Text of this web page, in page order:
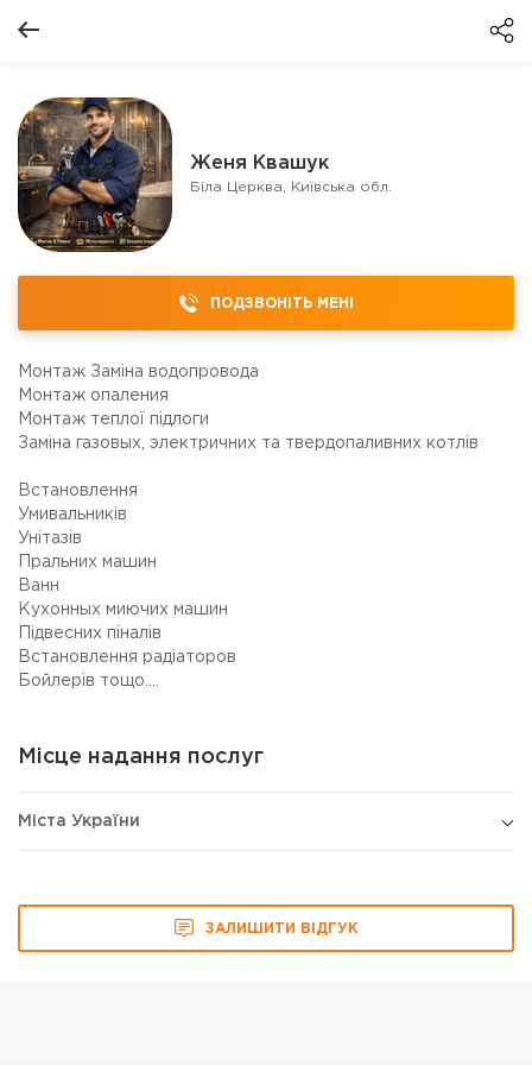
Женя Квашук
Біла Церква, Київська обл.
ПОДЗВОНІТЬ МЕНІ
Монтаж Заміна водопровода
Монтаж опаления
Монтаж теплої підлоги
Заміна газовых, электричних та твердопаливних котлів
Встановлення
Умивальників
Унітазів
Пральних машин
Ванн
Кухонных миючих машин
Підвесних піналів
Встановлення радіаторов
Бойлерів тощо....
Місце надання послуг
Міста України
ЗАЛИШИТИ ВІДГУК